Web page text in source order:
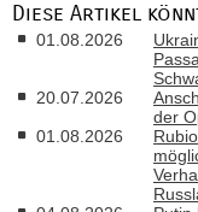
Diese Artikel
01.08.2026
20.07.2026
der
01.08.2026